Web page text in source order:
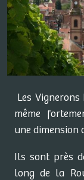
Les
même
une dimension
Ils sont près
long de la